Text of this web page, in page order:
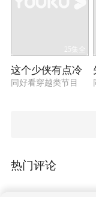
25集全
这个少侠有点冷
同好看穿越类节目
热门评论